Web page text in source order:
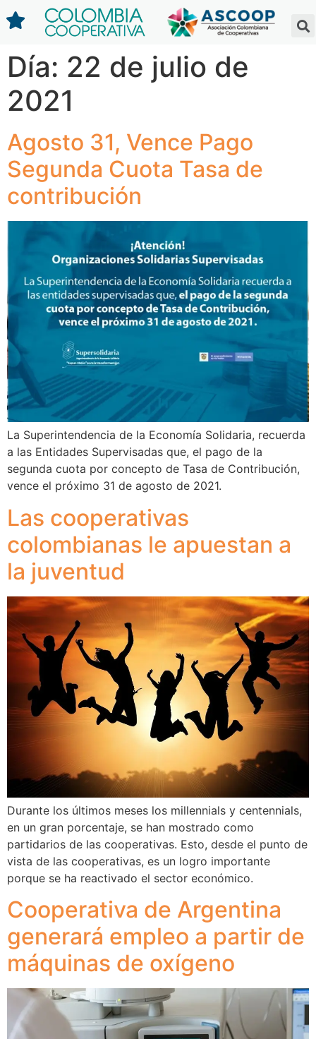
Día: 22 de julio de
2021
Agosto 31, Vence Pago
Segunda Cuota Tasa de
contribución
La Superintendencia de la Economía Solidaria, recuerda
a las Entidades Supervisadas que, el pago de la
segunda cuota por concepto de Tasa de Contribución,
vence el próximo 31 de agosto de 2021.
Las cooperativas
colombianas le apuestan a
la juventud
Durante los últimos meses los millennials y centennials,
en un gran porcentaje, se han mostrado como
partidarios de las cooperativas. Esto, desde el punto de
vista de las cooperativas, es un logro importante
porque se ha reactivado el sector económico.
Cooperativa de Argentina
generará empleo a partir de
máquinas de oxígeno